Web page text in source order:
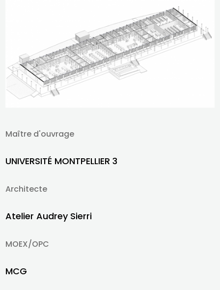
Maître d'ouvrage
UNIVERSITÉ MONTPELLIER 3
Architecte
Atelier Audrey Sierri
MOEX/OPC
MCG